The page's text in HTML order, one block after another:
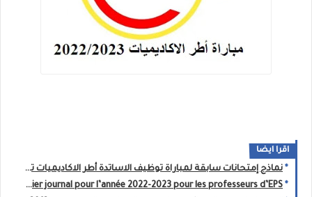
اقرا ايضا
نماذج إمتحانات سابقة لمباراة توظيف الاساتدة أطر الاكاديميات تخصص التربية البدنية والرياضية 2016/2017/2018/2019/2020/2021
Cahier journal pour l’année 2022-2023 pour les professeurs d’EPS